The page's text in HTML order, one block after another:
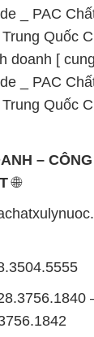
_ PAC
Quốc
doanh [
_ PAC
Quốc
–
🌐